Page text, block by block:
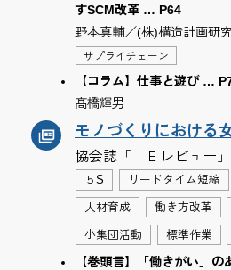
すSCM改革 … P64
野本真輔／(株)構造計画研
サプライチェーン
【コラム】仕事と遊び …
髙橋輝男
モノづくりにおける
協会誌「ＩＥレビュー」
５S リードタイム短縮
人材育成 働き方改革
小集団活動 標準作業
【巻頭言】「働きがい」